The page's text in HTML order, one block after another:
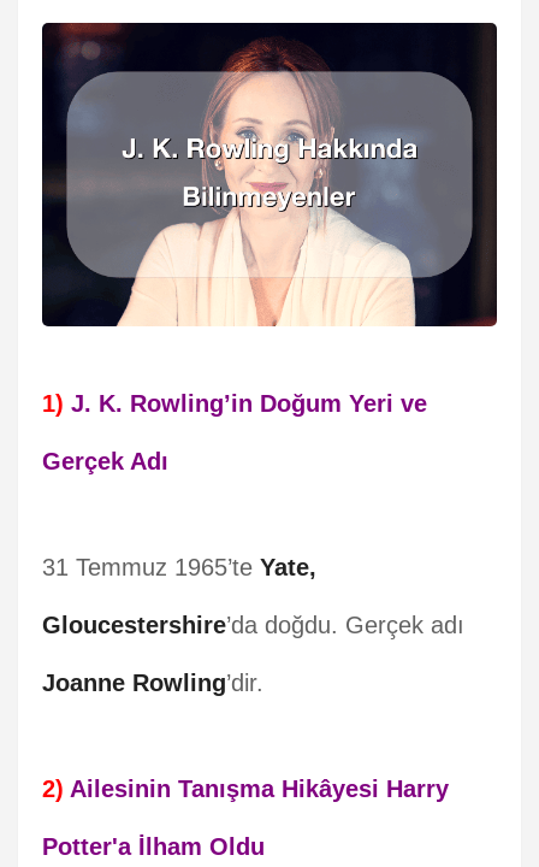
1) J. K. Rowling’in Doğum Yeri ve
Gerçek Adı
31 Temmuz 1965’te Yate,
Gloucestershire’da doğdu. Gerçek adı
Joanne Rowling’dir.
2) Ailesinin Tanışma Hikâyesi Harry
Potter'a İlham Oldu